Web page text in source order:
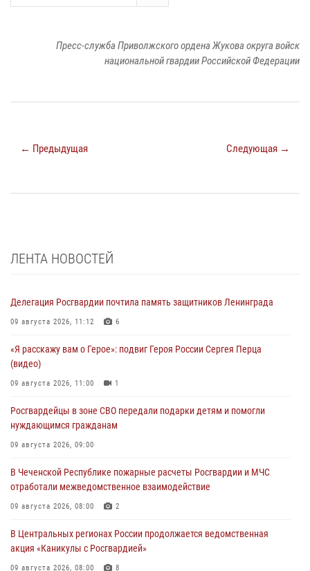
Пресс-служба Приволжского ордена Жукова округа войск
национальной гвардии Российской Федерации
← Предыдущая Следующая →
ЛЕНТА НОВОСТЕЙ
Делегация Росгвардии почтила память защитников Ленинграда
09 августа 2026, 11:12 6
«Я расскажу вам о Герое»: подвиг Героя России Сергея Перца
(видео)
09 августа 2026, 11:00 1
Росгвардейцы в зоне СВО передали подарки детям и помогли
нуждающимся гражданам
09 августа 2026, 09:00
В Чеченской Республике пожарные расчеты Росгвардии и МЧС
отработали межведомственное взаимодействие
09 августа 2026, 08:00 2
В Центральных регионах России продолжается ведомственная
акция «Каникулы с Росгвардией»
09 августа 2026, 08:00 8